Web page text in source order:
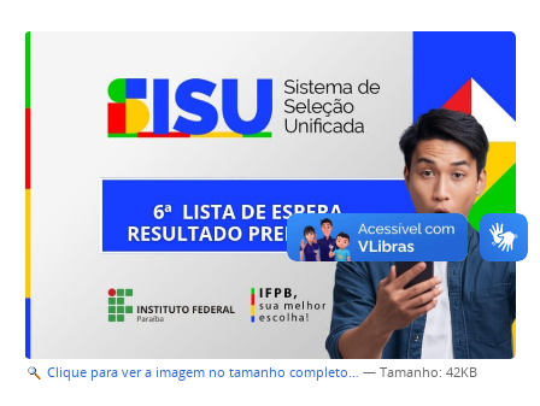
Clique para ver a imagem no tamanho completo… — Tamanho: 42KB